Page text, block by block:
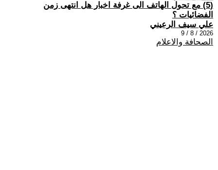
(5) مع تحول الهاتف الى غرفة اخبار هل انتهى زمن
الفضائيات ؟
علي سيف الرعيني
2026 / 8 / 9
الصحافة والاعلام